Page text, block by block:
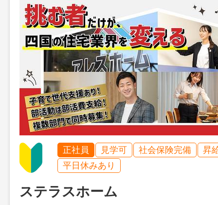
正社員 見学可 社会保険完備
昇
平日休みあり
ステラスホーム